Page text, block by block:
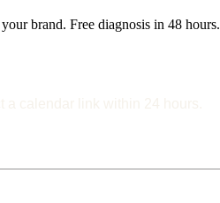
brand. Free diagnosis in 48 hours.